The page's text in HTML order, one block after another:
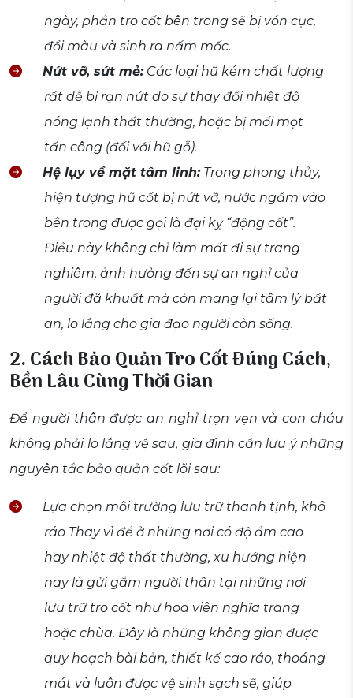
ngày, phần tro cốt bên trong sẽ bị vón cục,
đổi màu và sinh ra nấm mốc.
Nứt vỡ, sứt mẻ:Các loại hũ kém chất lượng
rất dễ bị rạn nứt do sự thay đổi nhiệt độ
nóng lạnh thất thường, hoặc bị mối mọt
tấn công (đối với hũ gỗ).
Hệ lụy về mặt tâm linh:Trong phong thủy,
hiện tượng hũ cốt bị nứt vỡ, nước ngấm vào
bên trong được gọi là đại kỵ “động cốt”.
Điều này không chỉ làm mất đi sự trang
nghiêm, ảnh hưởng đến sự an nghỉ của
người đã khuất mà còn mang lại tâm lý bất
an, lo lắng cho gia đạo người còn sống.
2. Cách Bảo Quản Tro Cốt Đúng Cách,
Bền Lâu Cùng Thời Gian
Để người thân được an nghỉ trọn vẹn và con cháu
không phải lo lắng về sau, gia đình cần lưu ý những
nguyên tắc bảo quản cốt lõi sau:
Lựa chọn môi trường lưu trữ thanh tịnh, khô
ráo Thay vì để ở những nơi có độ ẩm cao
hay nhiệt độ thất thường, xu hướng hiện
nay là gửi gắm người thân tại những nơi
lưu trữ tro cốt như hoa viên nghĩa trang
hoặc chùa. Đây là những không gian được
quy hoạch bài bản, thiết kế cao ráo, thoáng
mát và luôn được vệ sinh sạch sẽ, giúp